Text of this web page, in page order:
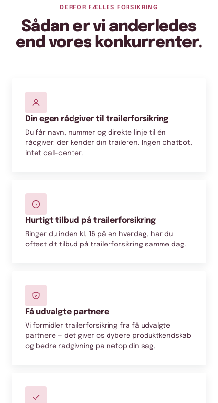
DERFOR FÆLLES FORSIKRING
Sådan er vi anderledes
end vores konkurrenter.
Din egen rådgiver til trailerforsikring
Du får navn, nummer og direkte linje til én
rådgiver, der kender din traileren. Ingen chatbot,
intet call-center.
Hurtigt tilbud på trailerforsikring
Ringer du inden kl. 16 på en hverdag, har du
oftest dit tilbud på trailerforsikring samme dag.
Få udvalgte partnere
Vi formidler trailerforsikring fra få udvalgte
partnere — det giver os dybere produktkendskab
og bedre rådgivning på netop din sag.